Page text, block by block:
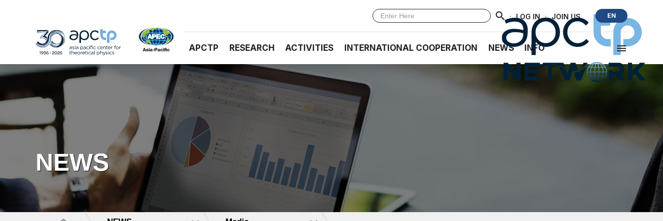
· LOG IN · JOIN US EN
APCTP RESEARCH ACTIVITIES INTERNATIONAL COOPERATION NEWS INFO
NEWS